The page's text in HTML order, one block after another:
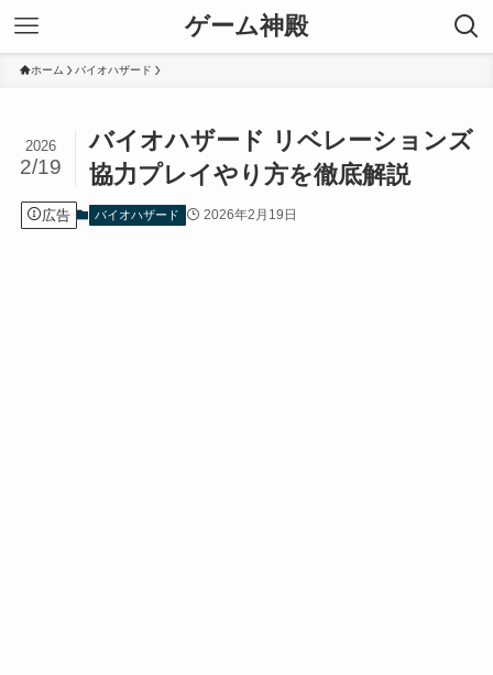
ゲーム神殿
ホーム バイオハザード
バイオハザード リベレーションズ
協力プレイやり方を徹底解説
2026
2/19
広告 バイオハザード 2026年2月19日